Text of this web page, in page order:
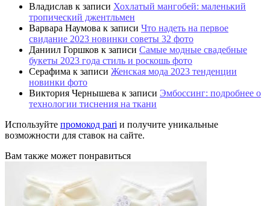
Владислав к записи Хохлатый мангобей: маленький
тропический джентльмен
Варвара Наумова к записи Что надеть на первое
свидание 2023 новинки советы 32 фото
Даниил Горшков к записи Самые модные свадебные
букеты 2023 года стиль и роскошь фото
Серафима к записи Женская мода 2023 тенденции
новинки фото
Виктория Чернышева к записи Эмбоссинг: подробнее о
технологии тиснения на ткани
Используйте промокод pari и получите уникальные
возможности для ставок на сайте.
Вам также может понравиться